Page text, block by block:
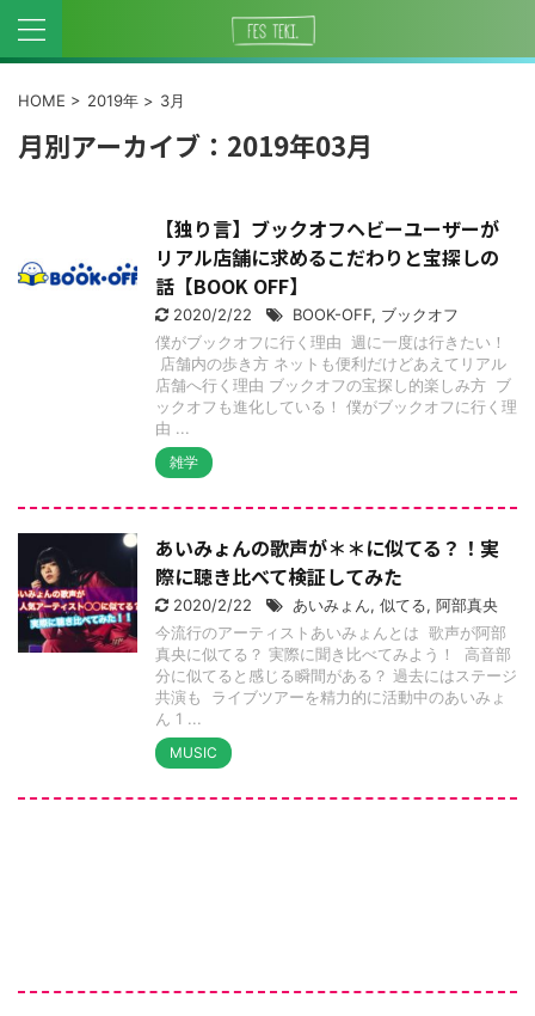
HOME > 2019年 > 3月
月別アーカイブ：2019年03月
【独り言】ブックオフヘビーユーザーが
リアル店舗に求めるこだわりと宝探しの
話【BOOK OFF】
2020/2/22 BOOK-OFF, ブックオフ
僕がブックオフに行く理由 週に一度は行きたい！
店舗内の歩き方 ネットも便利だけどあえてリアル
店舗へ行く理由 ブックオフの宝探し的楽しみ方 ブ
ックオフも進化している！ 僕がブックオフに行く理
由 ...
雑学
あいみょんの歌声が＊＊に似てる？！実
際に聴き比べて検証してみた
2020/2/22 あいみょん, 似てる, 阿部真央
今流行のアーティストあいみょんとは 歌声が阿部
真央に似てる？ 実際に聞き比べてみよう！ 高音部
分に似てると感じる瞬間がある？ 過去にはステージ
共演も ライブツアーを精力的に活動中のあいみょ
ん 1 ...
MUSIC